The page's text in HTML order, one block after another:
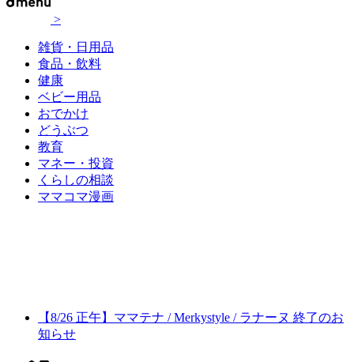
>
雑貨・日用品
食品・飲料
健康
ベビー用品
おでかけ
どうぶつ
教育
マネー・投資
くらしの相談
ママコマ漫画
【8/26 正午】ママテナ / Merkystyle / ラナーヌ 終了のお
知らせ